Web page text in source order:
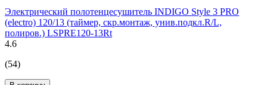
Электрический полотенцесушитель INDIGO Style 3 PRO
(electro) 120/13 (таймер, скр.монтаж, унив.подкл.R/L,
полиров.) LSPRE120-13Rt
4.6
(54)